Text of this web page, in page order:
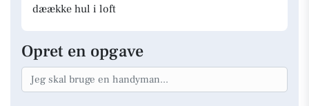
dæække hul i loft
Opret en opgave